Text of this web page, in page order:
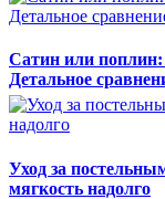
Сатин или поплин:
Детальное
Уход за
мягкость надолго